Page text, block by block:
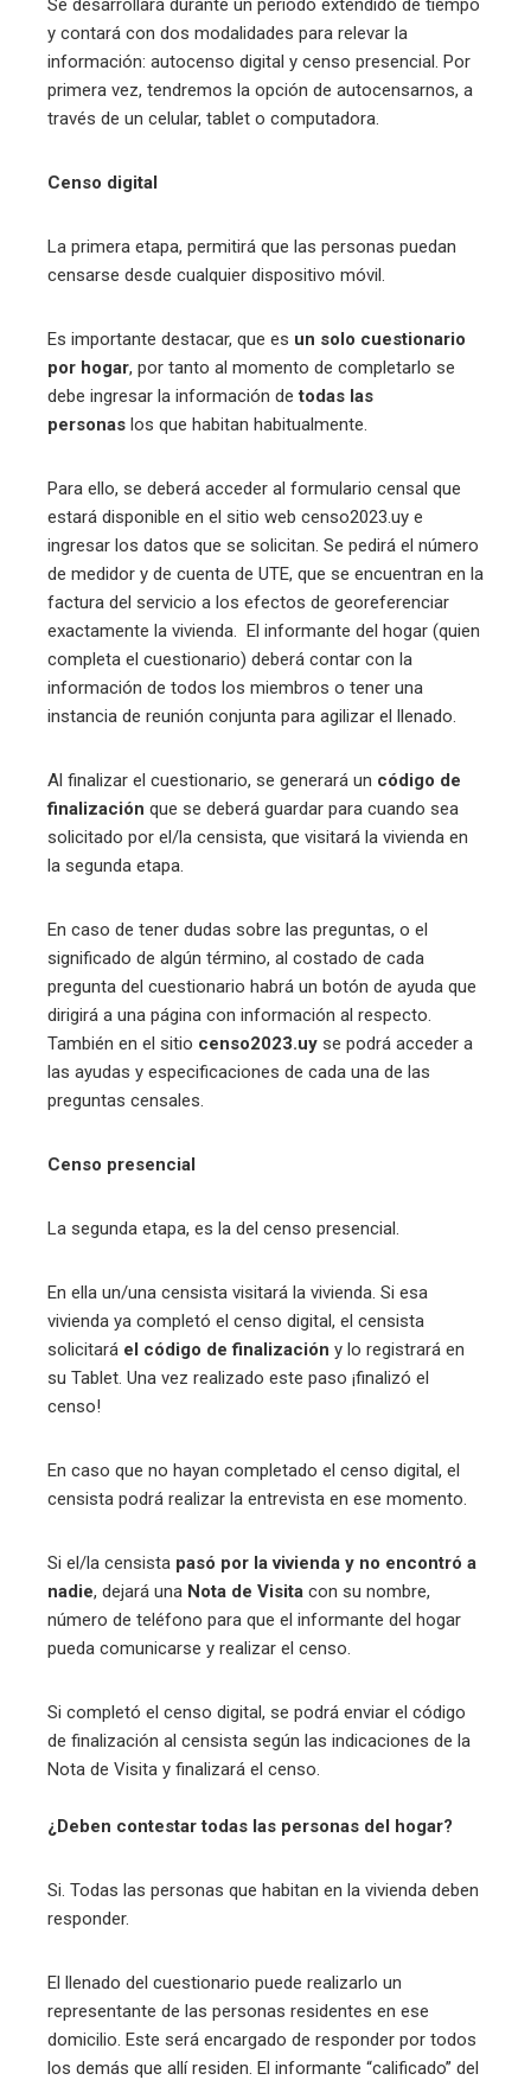
Se desarrollará durante un periodo extendido de tiempo
y contará con dos modalidades para relevar la
información: autocenso digital y censo presencial. Por
primera vez, tendremos la opción de autocensarnos, a
través de un celular, tablet o computadora.
Censo digital
La primera etapa, permitirá que las personas puedan
censarse desde cualquier dispositivo móvil.
Es importante destacar, que es un solo cuestionario
por hogar, por tanto al momento de completarlo se
debe ingresar la información detodas las
personas los que habitan habitualmente.
Para ello, se deberá acceder al formulario censal que
estará disponible en el sitio web censo2023.uy e
ingresar los datos que se solicitan. Se pedirá el número
de medidor y de cuenta de UTE, que se encuentran en la
factura del servicio a los efectos de georeferenciar
exactamente la vivienda. El informante del hogar (quien
completa el cuestionario) deberá contar con la
información de todos los miembros o tener una
instancia de reunión conjunta para agilizar el llenado.
Al finalizar el cuestionario, se generará un código de
finalización que se deberá guardar para cuando sea
solicitado por el/la censista, que visitará la vivienda en
la segunda etapa.
En caso de tener dudas sobre las preguntas, o el
significado de algún término, al costado de cada
pregunta del cuestionario habrá un botón de ayuda que
dirigirá a una página con información al respecto.
También en el sitio censo2023.uy se podrá acceder a
las ayudas y especificaciones de cada una de las
preguntas censales.
Censo presencial
La segunda etapa, es la del censo presencial.
En ella un/una censista visitará la vivienda. Si esa
vivienda ya completó el censo digital, el censista
solicitará el código de finalización y lo registrará en
su Tablet. Una vez realizado este paso ¡finalizó el
censo!
En caso que no hayan completado el censo digital, el
censista podrá realizar la entrevista en ese momento.
Si el/la censista pasó por la vivienda y no encontró a
nadie, dejará una Nota de Visita con su nombre,
número de teléfono para que el informante del hogar
pueda comunicarse y realizar el censo.
Si completó el censo digital, se podrá enviar el código
de finalización al censista según las indicaciones de la
Nota de Visita y finalizará el censo.
¿Deben contestar todas las personas del hogar?
Si. Todas las personas que habitan en la vivienda deben
responder.
El llenado del cuestionario puede realizarlo un
representante de las personas residentes en ese
domicilio. Este será encargado de responder por todos
los demás que allí residen. El informante “calificado” del